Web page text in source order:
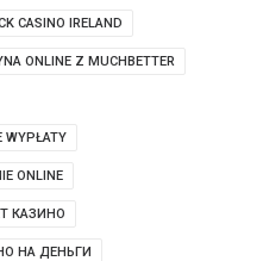
CASINO IRELAND
ONLINE Z MUCHBETTER
WYPŁATY
ONLINE
КАЗИНО
НА ДЕНЬГИ